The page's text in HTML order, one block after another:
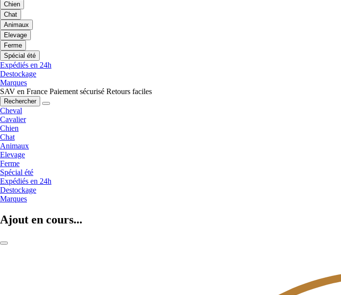
Chien
Chat
Animaux
Elevage
Ferme
Spécial été
Expédiés en 24h
Destockage
Marques
SAV en France Paiement sécurisé Retours faciles
Rechercher
Cheval
Cavalier
Chien
Chat
Animaux
Elevage
Ferme
Spécial été
Expédiés en 24h
Destockage
Marques
Ajout en cours...